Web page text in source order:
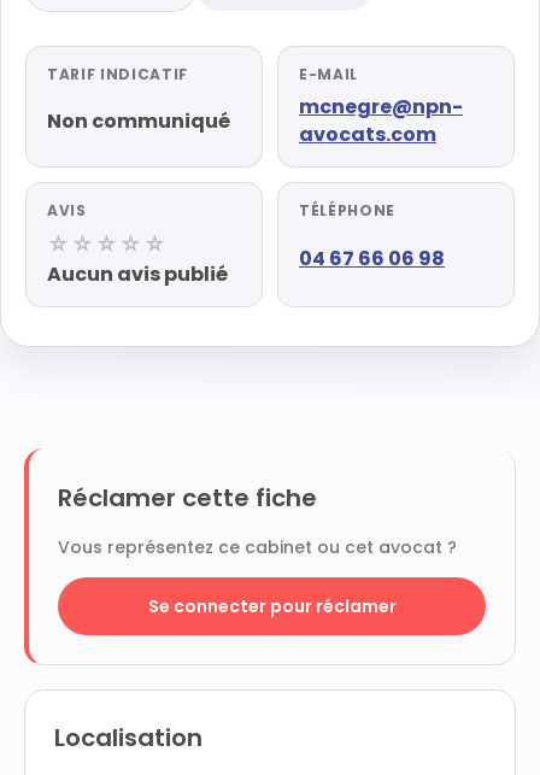
TARIF INDICATIF
Non communiqué
E-MAIL
mcnegre@npn-
avocats.com
AVIS
☆☆☆☆☆
Aucun avis publié
TÉLÉPHONE
04 67 66 06 98
Réclamer cette fiche
Vous représentez ce cabinet ou cet avocat ?
Se connecter pour réclamer
Localisation